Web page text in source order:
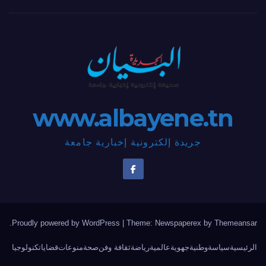
www.albayene.tn
جريدة إلكترونية إخبارية جامعة
Proudly powered by WordPress Theme: Newspaperex by Themeansar
.
الرئيسيةسياسةوطنيةجهويةعالميةرياضةثقافة وفنصحةمنوعاتقضاياتكنولوجيا